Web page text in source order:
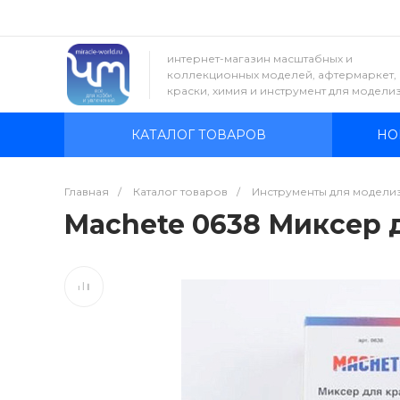
интернет-магазин масштабных и
коллекционных моделей, афтермаркет,
краски, химия и инструмент для
КАТАЛОГ ТОВАРОВ
Главная / Каталог товаров / Инструменты для
Machete 0638 Миксер